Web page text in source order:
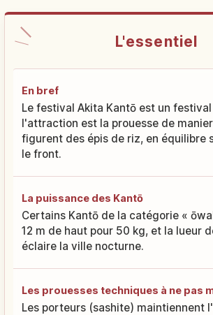
L'essentiel
En bref
Le festival Akita Kantō est un
l'attraction est la prouesse de
figurent des épis de riz, en équilibre
le front.
La puissance des Kantō
Certains Kantō de la catégorie «
12 m de haut pour 50 kg, et la lueur
éclaire la ville nocturne.
Les prouesses techniques à ne pas
Les porteurs (sashite) maintiennent